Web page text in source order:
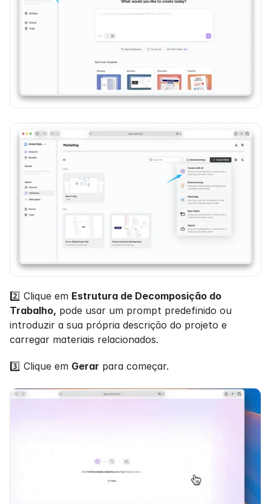
2️⃣ Clique em Estrutura de Decomposição do
Trabalho, pode usar um prompt predefinido ou
introduzir a sua própria descrição do projeto e
carregar materiais relacionados.
3️⃣ Clique em Gerar para começar.